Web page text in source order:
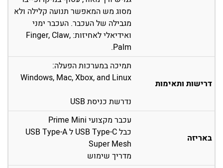
מסוג מש המאפשר תנועה קלילה ולא
מגבילה של העכבר. העכבר ימני
ואידיאלי לאחיזות: Finger, Claw,
Palm.
דרישות ותאימות
תמיכה במערכות הפעלה:
Windows, Mac, Xbox, and Linux
נדרשת כניסת USB
באריזה
עכבר מקצועי Prime Mini
כבל USB Type-C ל USB Type-A
Super Mesh
מדריך שימוש